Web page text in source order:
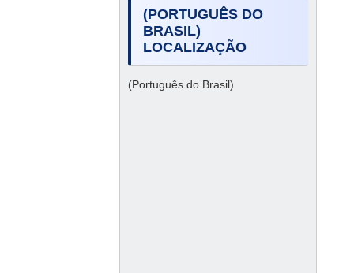
(PORTUGUÊS DO
BRASIL)
LOCALIZAÇÃO
(Português do Brasil)